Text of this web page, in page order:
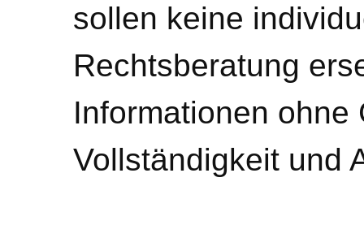
sollen keine
Rechtsberatung
Informationen ohne
Vollständigkeit und